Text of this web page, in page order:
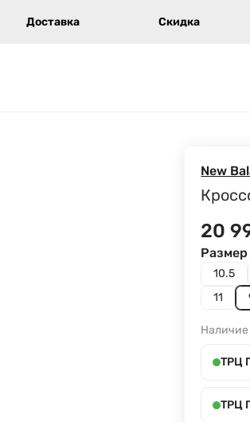
Доставка Скидка
New
20
10.5
11
Размер
Наличие
ТРЦ
ТРЦ